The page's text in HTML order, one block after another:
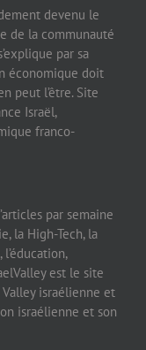
devenu le
de la communauté
par sa
économique doit
peut l’être. Site
Israël,
franco-
par semaine
la High-Tech, la
est le site
israélienne et
israélienne et son